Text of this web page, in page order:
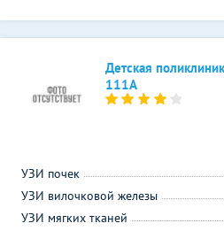
Детская
111А
УЗИ почек
УЗИ вилочковой железы
УЗИ мягких тканей